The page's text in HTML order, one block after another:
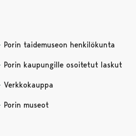
Porin taidemuseon henkilökunta
Porin kaupungille osoitetut laskut
Verkkokauppa
Porin museot